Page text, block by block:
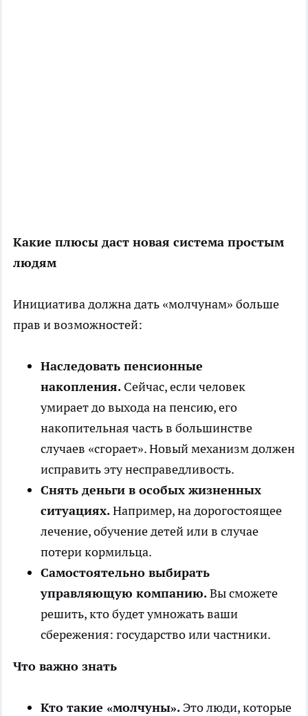
Какие плюсы даст новая система простым
людям
Инициатива должна дать «молчунам» больше
прав и возможностей:
Наследовать пенсионные
накопления. Сейчас, если человек
умирает до выхода на пенсию, его
накопительная часть в большинстве
случаев «сгорает». Новый механизм должен
исправить эту несправедливость.
Снять деньги в особых жизненных
ситуациях.Например, на дорогостоящее
лечение, обучение детей или в случае
потери кормильца.
Самостоятельно выбирать
управляющую компанию.Вы сможете
решить, кто будет умножать ваши
сбережения: государство или частники.
Что важно знать
Кто такие «молчуны». Это люди, которые